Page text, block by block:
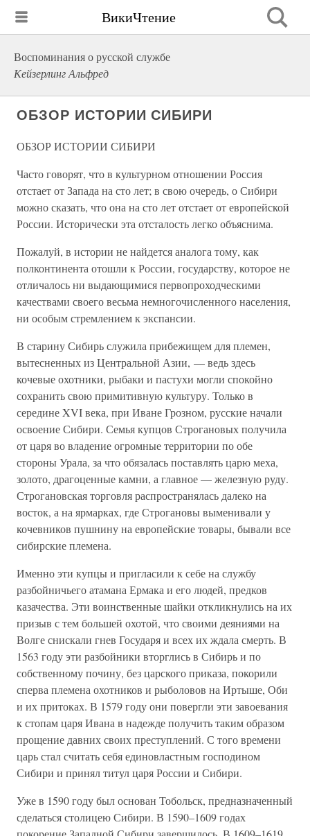
ВикиЧтение
Воспоминания о русской службе
Кейзерлинг Альфред
ОБЗОР ИСТОРИИ СИБИРИ
ОБЗОР ИСТОРИИ СИБИРИ
Часто говорят, что в культурном отношении Россия
отстает от Запада на сто лет; в свою очередь, о Сибири
можно сказать, что она на сто лет отстает от европейской
России. Исторически эта отсталость легко объяснима.
Пожалуй, в истории не найдется аналога тому, как
полконтинента отошли к России, государству, которое не
отличалось ни выдающимися первопроходческими
качествами своего весьма немногочисленного населения,
ни особым стремлением к экспансии.
В старину Сибирь служила прибежищем для племен,
вытесненных из Центральной Азии, — ведь здесь
кочевые охотники, рыбаки и пастухи могли спокойно
сохранить свою примитивную культуру. Только в
середине XVI века, при Иване Грозном, русские начали
освоение Сибири. Семья купцов Строгановых получила
от царя во владение огромные территории по обе
стороны Урала, за что обязалась поставлять царю меха,
золото, драгоценные камни, а главное — железную руду.
Строгановская торговля распространялась далеко на
восток, а на ярмарках, где Строгановы выменивали у
кочевников пушнину на европейские товары, бывали все
сибирские племена.
Именно эти купцы и пригласили к себе на службу
разбойничьего атамана Ермака и его людей, предков
казачества. Эти воинственные шайки откликнулись на их
призыв с тем большей охотой, что своими деяниями на
Волге снискали гнев Государя и всех их ждала смерть. В
1563 году эти разбойники вторглись в Сибирь и по
собственному почину, без царского приказа, покорили
сперва племена охотников и рыболовов на Иртыше, Оби
и их притоках. В 1579 году они повергли эти завоевания
к стопам царя Ивана в надежде получить таким образом
прощение давних своих преступлений. С того времени
царь стал считать себя единовластным господином
Сибири и принял титул царя России и Сибири.
Уже в 1590 году был основан Тобольск, предназначенный
сделаться столицею Сибири. В 1590–1609 годах